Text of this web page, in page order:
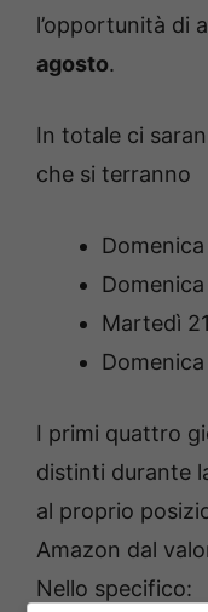
l’opportunità di
agosto.
In totale ci
che si terranno
Martedì
I primi quattro
distinti durante
al proprio
Amazon dal
Nello specifico: